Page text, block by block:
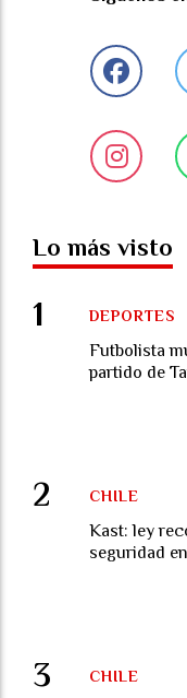
Lo más visto
Futbolista
partido de
DEPORTES
Kast: ley
seguridad
CHILE
CHILE